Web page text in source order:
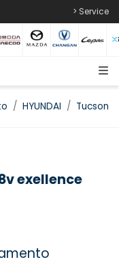
> Service
HYUNDAI Tucson
exellence